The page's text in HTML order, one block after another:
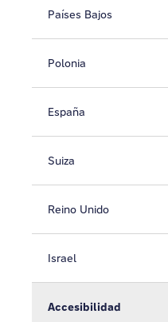
Países Bajos
Polonia
España
Suiza
Reino Unido
Israel
Accesibilidad